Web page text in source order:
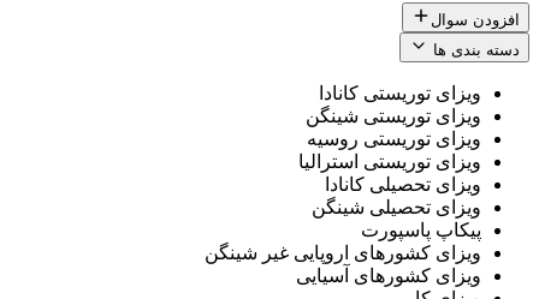
ها
توریستی کانادا
توریستی شینگن
توریستی روسیه
توریستی استرالیا
تحصیلی کانادا
تحصیلی شینگن
پاسپورت
کشورهای اروپایی غیر شینگن
کشورهای آسیایی